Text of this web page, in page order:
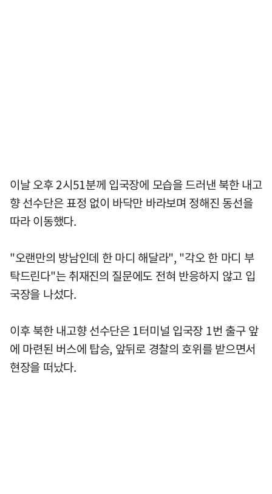
이날 오후 2시51분께 입국장에 모습을 드러낸 북한 내고
향 선수단은 표정 없이 바닥만 바라보며 정해진 동선을
따라 이동했다.
"오랜만의 방남인데 한 마디 해달라", "각오 한 마디 부
탁드린다"는 취재진의 질문에도 전혀 반응하지 않고 입
국장을 나섰다.
이후 북한 내고향 선수단은 1터미널 입국장 1번 출구 앞
에 마련된 버스에 탑승, 앞뒤로 경찰의 호위를 받으면서
현장을 떠났다.